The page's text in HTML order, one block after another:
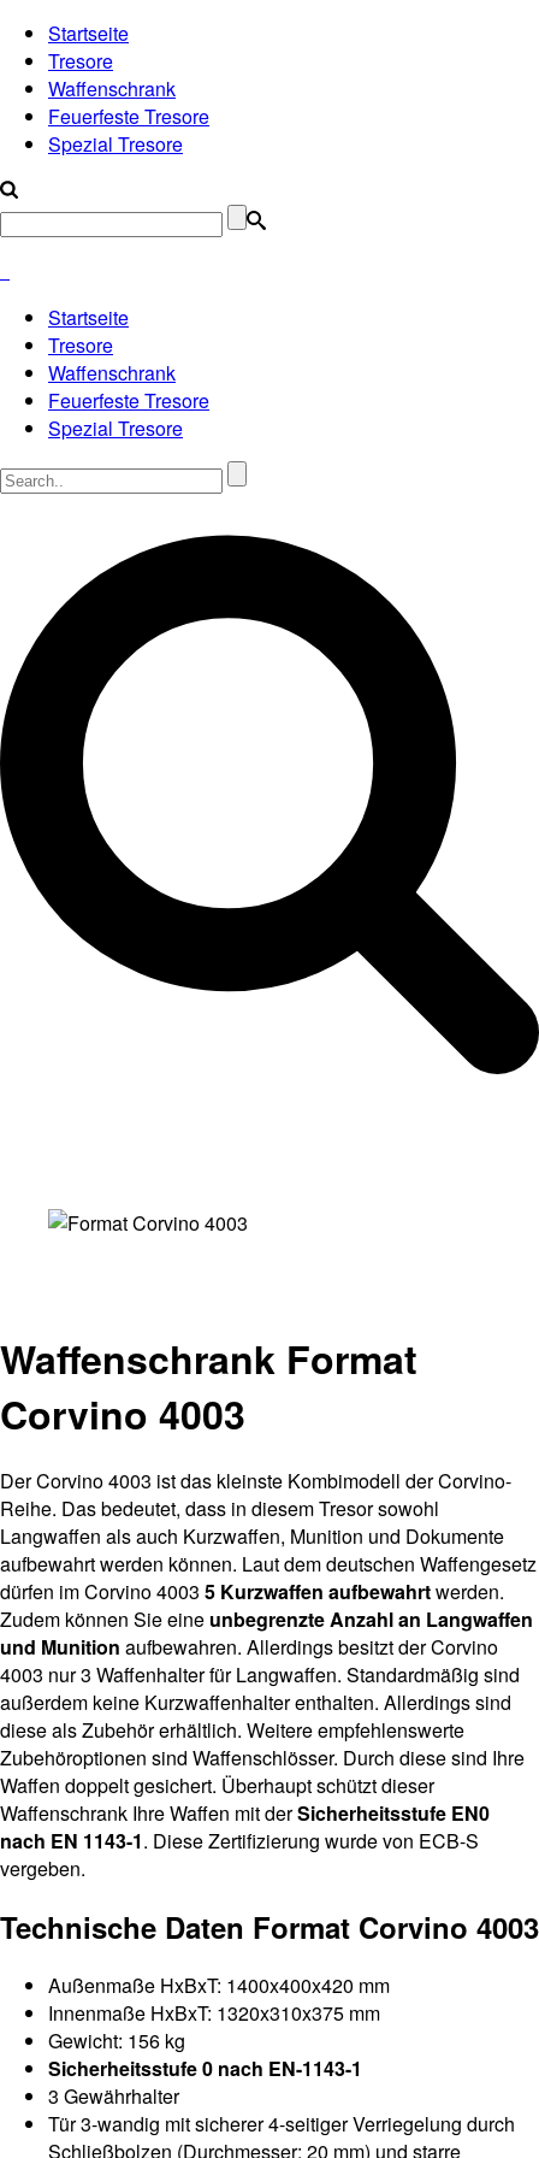
Startseite
Tresore
Waffenschrank
Feuerfeste Tresore
Spezial Tresore
Startseite
Tresore
Waffenschrank
Feuerfeste Tresore
Spezial Tresore
Waffenschrank Format
Corvino 4003
Der Corvino 4003 ist das kleinste Kombimodell der Corvino-
Reihe. Das bedeutet, dass in diesem Tresor sowohl
Langwaffen als auch Kurzwaffen, Munition und Dokumente
aufbewahrt werden können. Laut dem deutschen Waffengesetz
dürfen im Corvino 4003 5 Kurzwaffen aufbewahrtwerden.
Zudem können Sie eine unbegrenzte Anzahl an Langwaffen
und Munition aufbewahren. Allerdings besitzt der Corvino
4003 nur 3 Waffenhalter für Langwaffen. Standardmäßig sind
außerdem keine Kurzwaffenhalter enthalten. Allerdings sind
diese als Zubehör erhältlich. Weitere empfehlenswerte
Zubehöroptionen sind Waffenschlösser. Durch diese sind Ihre
Waffen doppelt gesichert. Überhaupt schützt dieser
Waffenschrank Ihre Waffen mit derSicherheitsstufe EN0
nach EN 1143-1. Diese Zertifizierung wurde von ECB-S
vergeben.
Technische Daten Format Corvino 4003
Außenmaße HxBxT: 1400x400x420 mm
Innenmaße HxBxT: 1320x310x375 mm
Gewicht: 156 kg
Sicherheitsstufe 0 nach EN-1143-1
3 Gewährhalter
Tür 3-wandig mit sicherer 4-seitiger Verriegelung durch
Schließbolzen (Durchmesser: 20 mm) und starre